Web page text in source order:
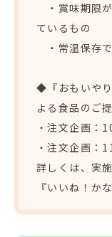
・賞味期限
ているもの
・常温保存
◆『おもいや
よる食品のご
・注文企画：
・注文企画：
詳しくは、実
『いいね！か